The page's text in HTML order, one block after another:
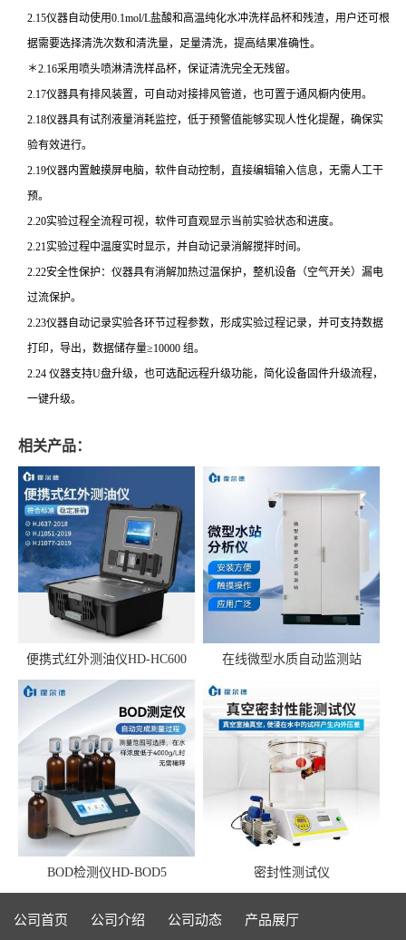
2.15仪器自动使用0.1mol/L盐酸和高温纯化水冲洗样品杯和残渣，用户还可根
据需要选择清洗次数和清洗量，足量清洗，提高结果准确性。
＊2.16采用喷头喷淋清洗样品杯，保证清洗完全无残留。
2.17仪器具有排风装置，可自动对接排风管道，也可置于通风橱内使用。
2.18仪器具有试剂液量消耗监控，低于预警值能够实现人性化提醒，确保实
验有效进行。
2.19仪器内置触摸屏电脑，软件自动控制，直接编辑输入信息，无需人工干
预。
2.20实验过程全流程可视，软件可直观显示当前实验状态和进度。
2.21实验过程中温度实时显示，并自动记录消解搅拌时间。
2.22安全性保护：仪器具有消解加热过温保护，整机设备（空气开关）漏电
过流保护。
2.23仪器自动记录实验各环节过程参数，形成实验过程记录，并可支持数据
打印，导出，数据储存量≥10000 组。
2.24 仪器支持U盘升级，也可选配远程升级功能，简化设备固件升级流程，
一键升级。
相关产品：
便携式红外测油仪HD-HC600 在线微型水质自动监测站
BOD检测仪HD-BOD5 密封性测试仪
公司首页 公司介绍 公司动态
产品展厅